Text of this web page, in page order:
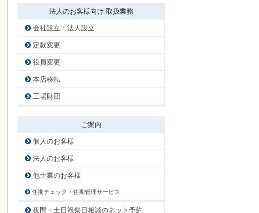
法人のお客様向け 取扱業務
会社設立・法人設立
定款変更
役員変更
本店移転
工場財団
ご案内
個人のお客様
法人のお客様
他士業のお客様
任期チェック・任期管理サービス
夜間・土日祝祭日相談のネット予約